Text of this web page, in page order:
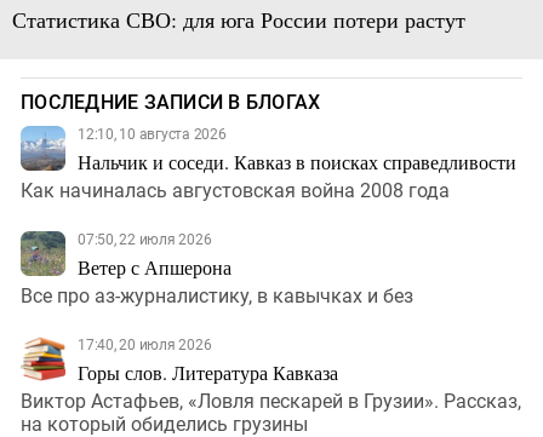
Статистика СВО: для юга России потери растут
ПОСЛЕДНИЕ ЗАПИСИ В БЛОГАХ
12:10, 10 августа 2026
Нальчик и соседи. Кавказ в поисках справедливости
Как начиналась августовская война 2008 года
07:50, 22 июля 2026
Ветер с Апшерона
Все про аз-журналистику, в кавычках и без
17:40, 20 июля 2026
Горы слов. Литература Кавказа
Виктор Астафьев, «Ловля пескарей в Грузии». Рассказ,
на который обиделись грузины